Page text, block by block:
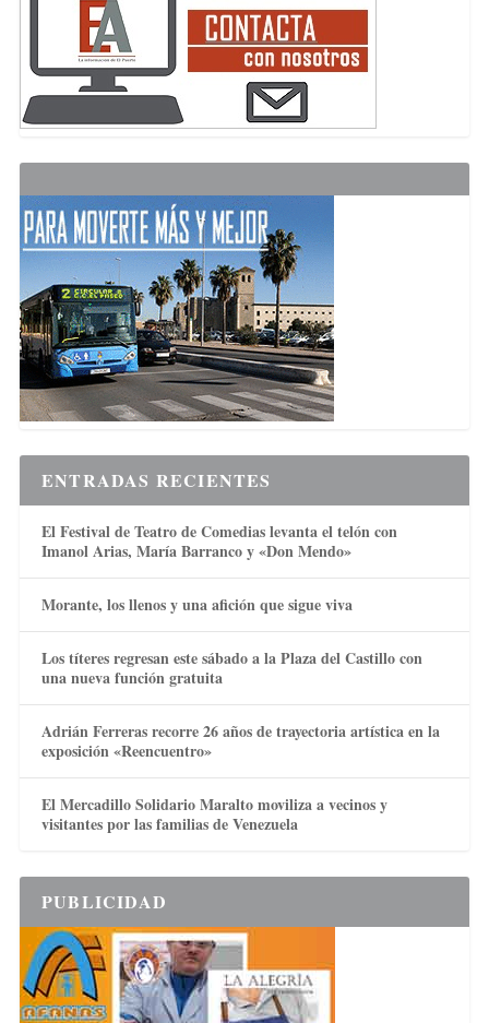
ENTRADAS RECIENTES
El Festival de Teatro de Comedias levanta el telón con
Imanol Arias, María Barranco y «Don Mendo»
Morante, los llenos y una afición que sigue viva
Los títeres regresan este sábado a la Plaza del Castillo con
una nueva función gratuita
Adrián Ferreras recorre 26 años de trayectoria artística en la
exposición «Reencuentro»
El Mercadillo Solidario Maralto moviliza a vecinos y
visitantes por las familias de Venezuela
PUBLICIDAD